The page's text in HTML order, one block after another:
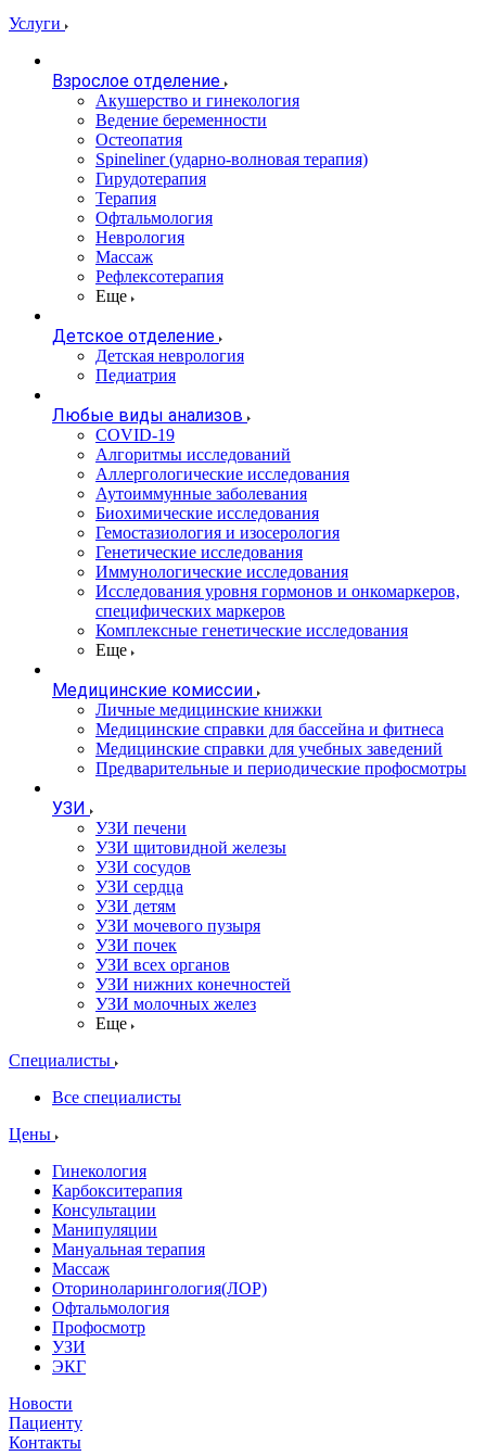
Услуги
Взрослое отделение
Акушерство и гинекология
Ведение беременности
Остеопатия
Spineliner (ударно-волновая терапия)
Гирудотерапия
Терапия
Офтальмология
Неврология
Массаж
Рефлексотерапия
Еще
Детское отделение
Детская неврология
Педиатрия
Любые виды анализов
COVID-19
Алгоритмы исследований
Аллергологические исследования
Аутоиммунные заболевания
Биохимические исследования
Гемостазиология и изосерология
Генетические исследования
Иммунологические исследования
Исследования уровня гормонов и онкомаркеров,
специфических маркеров
Комплексные генетические исследования
Еще
Медицинские комиссии
Личные медицинские книжки
Медицинские справки для бассейна и фитнеса
Медицинские справки для учебных заведений
Предварительные и периодические профосмотры
УЗИ
УЗИ печени
УЗИ щитовидной железы
УЗИ сосудов
УЗИ сердца
УЗИ детям
УЗИ мочевого пузыря
УЗИ почек
УЗИ всех органов
УЗИ нижних конечностей
УЗИ молочных желез
Еще
Специалисты
Все специалисты
Цены
Гинекология
Карбокситерапия
Консультации
Манипуляции
Мануальная терапия
Массаж
Оториноларингология(ЛОР)
Офтальмология
Профосмотр
УЗИ
ЭКГ
Новости
Пациенту
Контакты